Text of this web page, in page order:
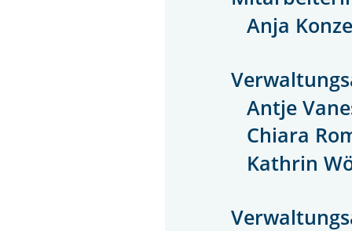
Anja
Antje
Chiara
Kathrin